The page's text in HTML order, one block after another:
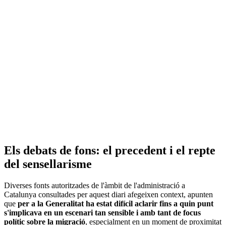
Els debats de fons: el precedent i el repte
del sensellarisme
Diverses fonts autoritzades de l'àmbit de l'administració a
Catalunya consultades per aquest diari afegeixen context, apunten
que per a la Generalitat ha estat difícil aclarir fins a quin punt
s'implicava en un escenari tan sensible i amb tant de focus
polític sobre la migració, especialment en un moment de proximitat